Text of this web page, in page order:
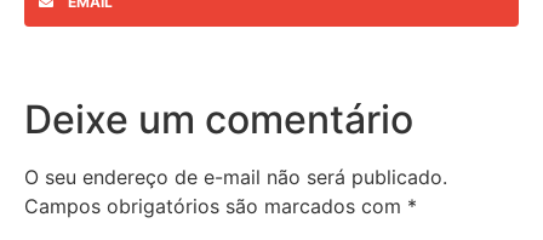
Deixe um comentário
O seu endereço de e-mail não será publicado.
Campos obrigatórios são marcados com *